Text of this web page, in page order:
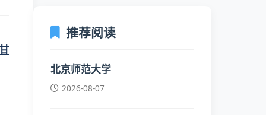
推荐阅读
北京师范大学
2026-08-07